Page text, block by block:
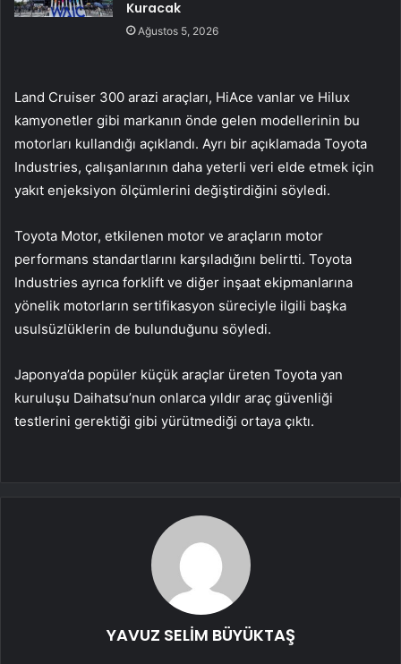
Kuracak
Ağustos 5, 2026
Land Cruiser 300 arazi araçları, HiAce vanlar ve Hilux
kamyonetler gibi markanın önde gelen modellerinin bu
motorları kullandığı açıklandı. Ayrı bir açıklamada Toyota
Industries, çalışanlarının daha yeterli veri elde etmek için
yakıt enjeksiyon ölçümlerini değiştirdiğini söyledi.
Toyota Motor, etkilenen motor ve araçların motor
performans standartlarını karşıladığını belirtti. Toyota
Industries ayrıca forklift ve diğer inşaat ekipmanlarına
yönelik motorların sertifikasyon süreciyle ilgili başka
usulsüzlüklerin de bulunduğunu söyledi.
Japonya’da popüler küçük araçlar üreten Toyota yan
kuruluşu Daihatsu’nun onlarca yıldır araç güvenliği
testlerini gerektiği gibi yürütmediği ortaya çıktı.
YAVUZ SELİM BÜYÜKTAŞ